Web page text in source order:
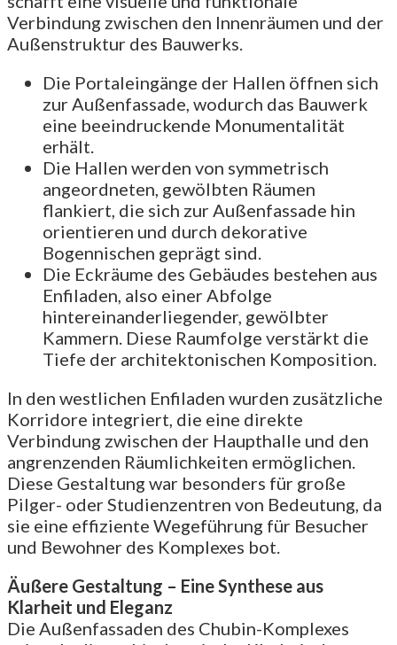
Verbindung zwischen den Innenräumen und der
Außenstruktur des Bauwerks.
Die Portaleingänge der Hallen öffnen sich
zur Außenfassade, wodurch das Bauwerk
eine beeindruckende Monumentalität
erhält.
Die Hallen werden von symmetrisch
angeordneten, gewölbten Räumen
flankiert, die sich zur Außenfassade hin
orientieren und durch dekorative
Bogennischen geprägt sind.
Die Eckräume des Gebäudes bestehen aus
Enfiladen, also einer Abfolge
hintereinanderliegender, gewölbter
Kammern. Diese Raumfolge verstärkt die
Tiefe der architektonischen Komposition.
In den westlichen Enfiladen wurden zusätzliche
Korridore integriert, die eine direkte
Verbindung zwischen der Haupthalle und den
angrenzenden Räumlichkeiten ermöglichen.
Diese Gestaltung war besonders für große
Pilger- oder Studienzentren von Bedeutung, da
sie eine effiziente Wegeführung für Besucher
und Bewohner des Komplexes bot.
Äußere Gestaltung – Eine Synthese aus
Klarheit und Eleganz
Die Außenfassaden des Chubin-Komplexes